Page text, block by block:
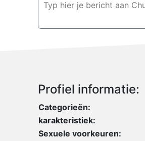
Profiel informatie:
Categorieën:
karakteristiek:
Sexuele voorkeuren: